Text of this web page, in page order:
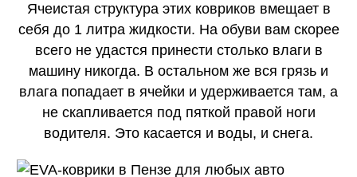
Ячеистая структура этих ковриков вмещает в
себя до 1 литра жидкости. На обуви вам скорее
всего не удастся принести столько влаги в
машину никогда. В остальном же вся грязь и
влага попадает в ячейки и удерживается там, а
не скапливается под пяткой правой ноги
водителя. Это касается и воды, и снега.